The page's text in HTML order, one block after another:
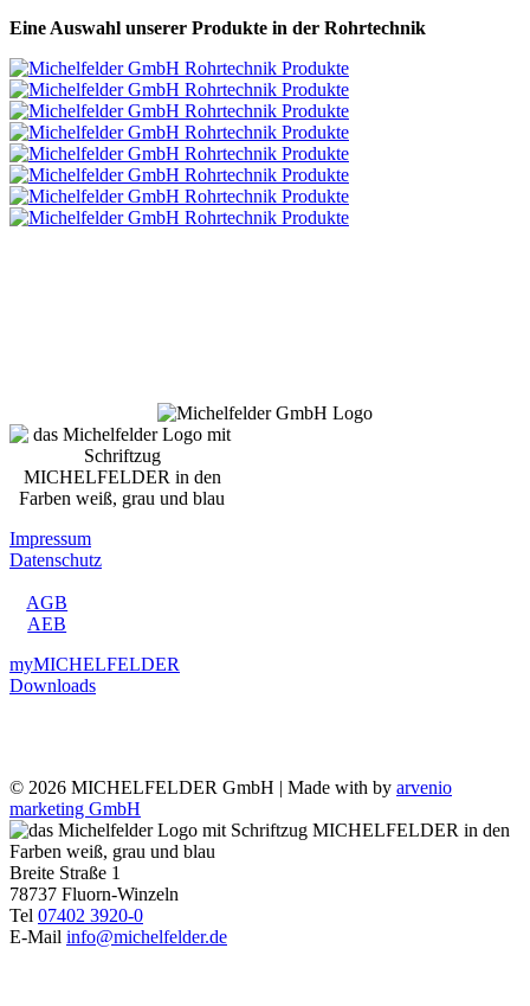
Eine Auswahl unserer Produkte in der Rohrtechnik
Impressum
Datenschutz
AGB
AEB
myMICHELFELDER
Downloads
© 2026 MICHELFELDER GmbH | Made with by arvenio
marketing GmbH
Toggle
Sliding
Bar
Area
Breite Straße 1
78737 Fluorn-Winzeln
Tel 07402 3920-0
E-Mail info@michelfelder.de